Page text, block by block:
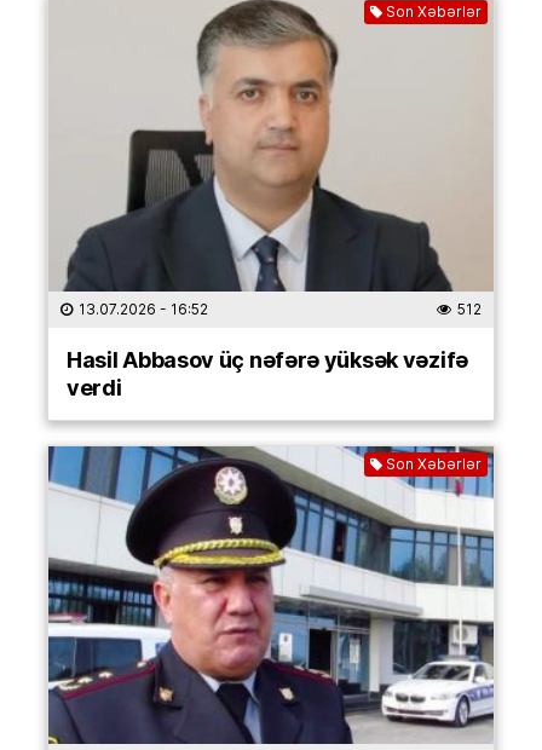
Son Xəbərlər
13.07.2026 - 16:52 512
Hasil Abbasov üç nəfərə yüksək vəzifə
verdi
Son Xəbərlər